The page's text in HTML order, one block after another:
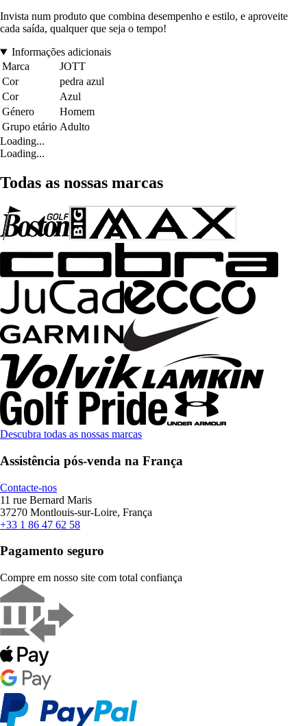
Invista num produto que combina desempenho e estilo, e aproveite
cada saída, qualquer que seja o tempo!
Informações adicionais
Marca
JOTT
Cor
pedra azul
Cor
Azul
Género
Homem
Grupo etário Adulto
Loading...
Loading...
Todas as nossas marcas
Descubra todas as nossas marcas
Assistência pós-venda na França
Contacte-nos
11 rue Bernard Maris
37270 Montlouis-sur-Loire, França
+33 1 86 47 62 58
Pagamento seguro
Compre em nosso site com total confiança